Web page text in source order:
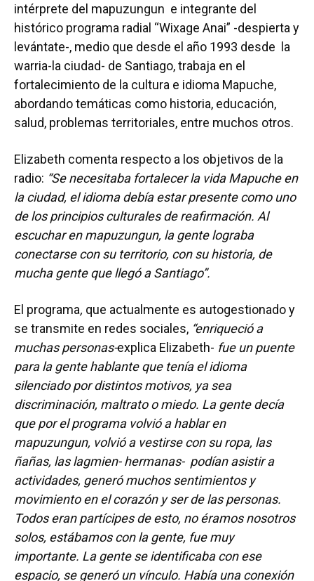
intérprete del mapuzungun e integrante del
histórico programa radial “Wixage Anai” -despierta y
levántate-, medio que desde el año 1993 desde la
warria-la ciudad- de Santiago, trabaja en el
fortalecimiento de la cultura e idioma Mapuche,
abordando temáticas como historia, educación,
salud, problemas territoriales, entre muchos otros.
Elizabeth comenta respecto a los objetivos de la
radio: “Se necesitaba fortalecer la vida Mapuche en
la ciudad, el idioma debía estar presente como uno
de los principios culturales de reafirmación. Al
escuchar en mapuzungun, la gente lograba
conectarse con su territorio, con su historia, de
mucha gente que llegó a Santiago”.
El programa, que actualmente es autogestionado y
se transmite en redes sociales, “enriqueció a
muchas personas-explica Elizabeth- fue un puente
para la gente hablante que tenía el idioma
silenciado por distintos motivos, ya sea
discriminación, maltrato o miedo. La gente decía
que por el programa volvió a hablar en
mapuzungun, volvió a vestirse con su ropa, las
ñañas, las lagmien- hermanas- podían asistir a
actividades, generó muchos sentimientos y
movimiento en el corazón y ser de las personas.
Todos eran partícipes de esto, no éramos nosotros
solos, estábamos con la gente, fue muy
importante. La gente se identificaba con ese
espacio, se generó un vínculo. Había una conexión